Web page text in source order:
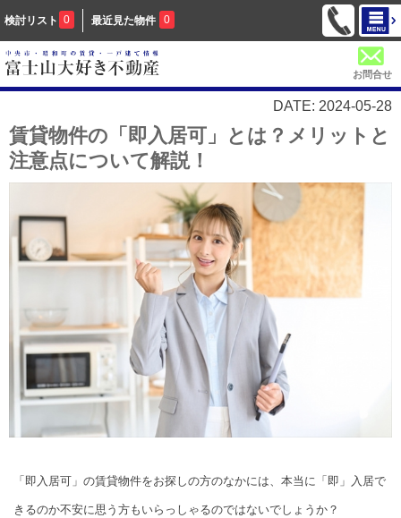
検討リスト 0 最近見た物件 0
お問合せ
DATE: 2024-05-28
賃貸物件の「即入居可」とは？メリットと
注意点について解説！
「即入居可」の賃貸物件をお探しの方のなかには、本当に「即」入居で
きるのか不安に思う方もいらっしゃるのではないでしょうか？